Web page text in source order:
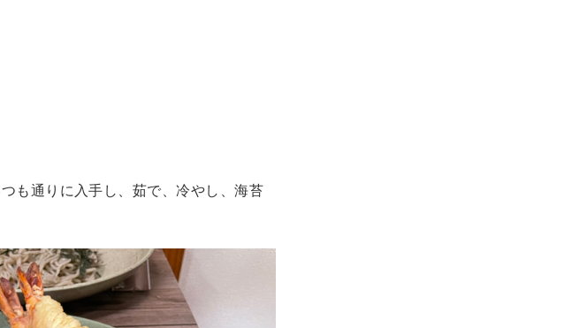
も通りに入手し、茹で、冷やし、海苔